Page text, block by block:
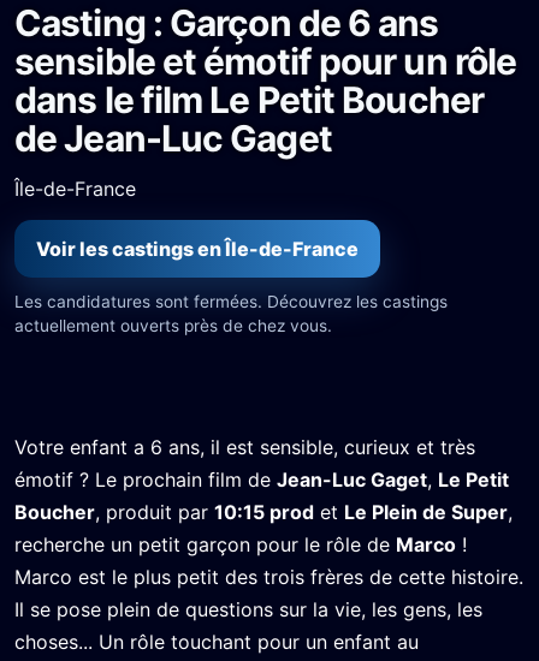
Casting : Garçon de 6 ans
sensible et émotif pour un rôle
dans le film Le Petit Boucher
de Jean-Luc Gaget
Île-de-France
Voir les castings en Île-de-France
Les candidatures sont fermées. Découvrez les castings
actuellement ouverts près de chez vous.
Votre enfant a 6 ans, il est sensible, curieux et très
émotif ? Le prochain film de Jean-Luc Gaget, Le Petit
Boucher, produit par 10:15 prod et Le Plein de Super,
recherche un petit garçon pour le rôle de Marco !
Marco est le plus petit des trois frères de cette histoire.
Il se pose plein de questions sur la vie, les gens, les
choses... Un rôle touchant pour un enfant au